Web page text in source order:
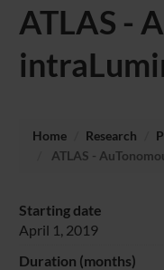
ATLAS -
Home Research
ATLAS -
Starting date
April 1, 2019
Duration (months)